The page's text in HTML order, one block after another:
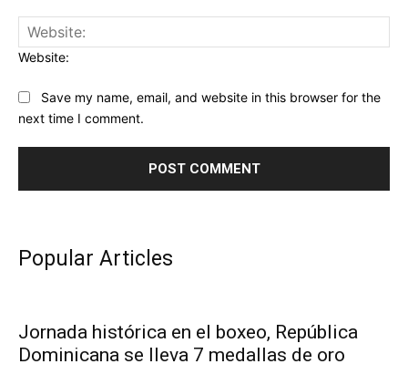
Website:
Save my name, email, and website in this browser for the
next time I comment.
Popular Articles
Jornada histórica en el boxeo, República
Dominicana se lleva 7 medallas de oro